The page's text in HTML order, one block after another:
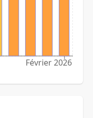
Février 2026